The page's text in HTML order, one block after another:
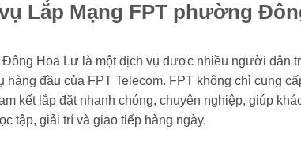
Lắp Mạng FPT phường
Hoa Lư là một dịch vụ được nhiều người dân
hàng đầu của FPT Telecom. FPT không chỉ cung
kết lắp đặt nhanh chóng, chuyên nghiệp, giúp
tập, giải trí và giao tiếp hàng ngày.